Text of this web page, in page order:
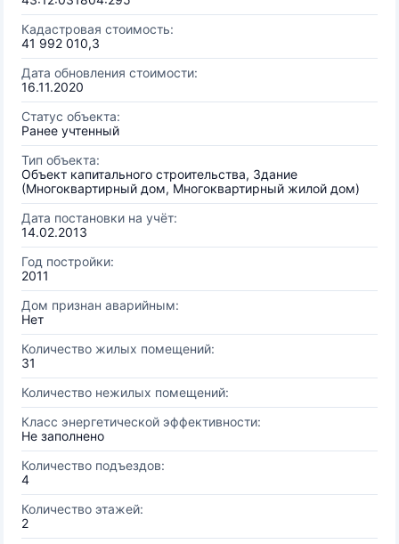
Кадастровая стоимость:
41 992 010,3
Дата обновления стоимости:
16.11.2020
Статус объекта:
Ранее учтенный
Тип объекта:
Объект капитального строительства, Здание
(Многоквартирный дом, Многоквартирный жилой дом)
Дата постановки на учёт:
14.02.2013
Год постройки:
2011
Дом признан аварийным:
Нет
Количество жилых помещений:
31
Количество нежилых помещений:
Класс энергетической эффективности:
Не заполнено
Количество подъездов:
4
Количество этажей:
2